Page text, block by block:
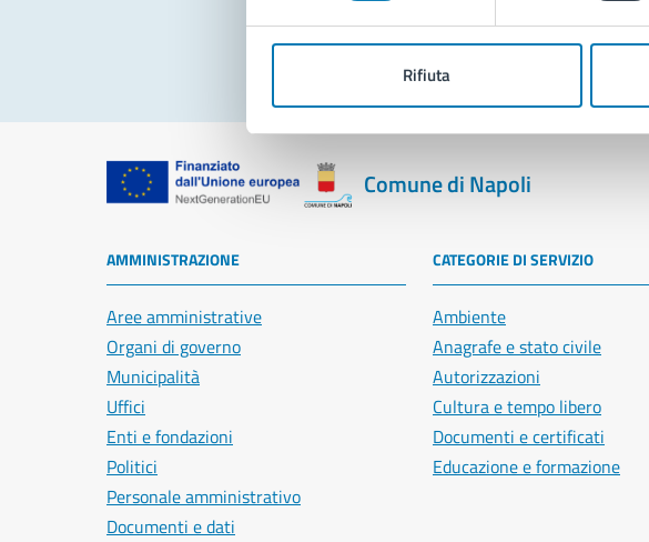
Rifiuta
Segnala disservizio
Comune di Napoli
AMMINISTRAZIONE
Aree amministrative
Organi di governo
Municipalità
Uffici
Enti e fondazioni
Politici
Personale amministrativo
Documenti e dati
CATEGORIE DI SERVIZIO
Ambiente
Anagrafe e stato civile
Autorizzazioni
Cultura e tempo libero
Documenti e certificati
Educazione e formazione